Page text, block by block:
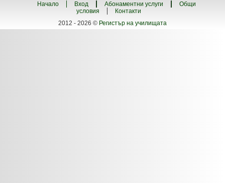
Начало Вход Абонаментни услуги
Общи
условия
Контакти
2012 - 2026 © Регистър на училищата